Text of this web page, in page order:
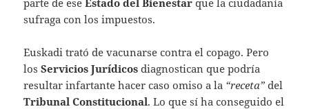
sufraga con los impuestos.
Euskadi trató de vacunarse contra el copago. Pero
losServicios Jurídicos diagnostican que podría
resultar infartante hacer caso omiso a la “receta” del
Tribunal Constitucional. Lo que sí ha conseguido el